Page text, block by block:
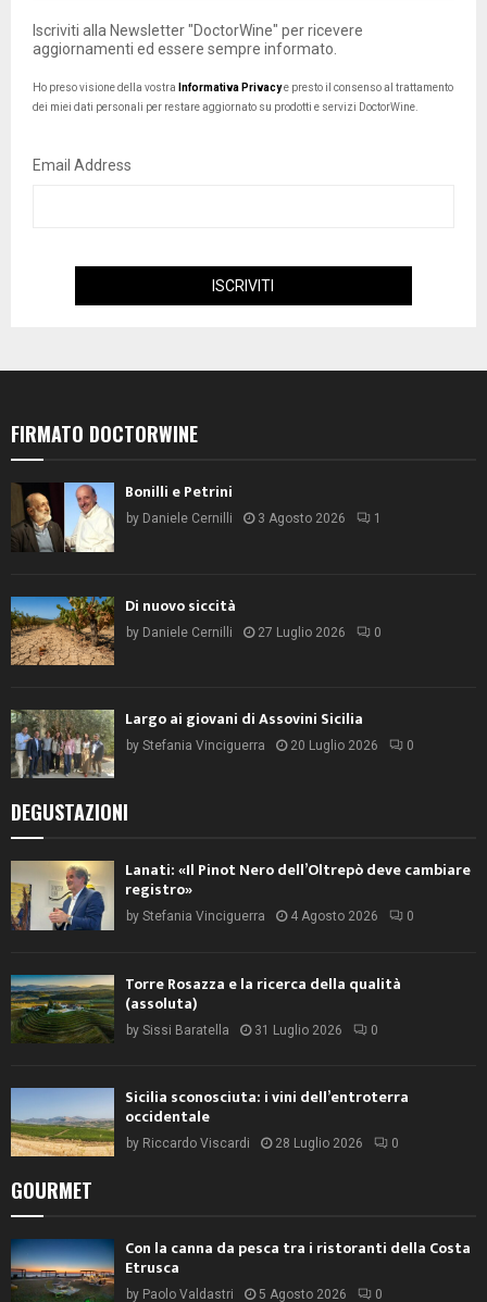
Iscriviti alla Newsletter "DoctorWine" per ricevere
aggiornamenti ed essere sempre informato.
Ho preso visione della vostra Informativa Privacye presto il consenso al trattamento
dei miei dati personali per restare aggiornato su prodotti e servizi DoctorWine.
Email Address
FIRMATO DOCTORWINE
Bonilli e Petrini
by Daniele Cernilli 3 Agosto 2026 1
Di nuovo siccità
by Daniele Cernilli 27 Luglio 2026 0
Largo ai giovani di Assovini Sicilia
by Stefania Vinciguerra 20 Luglio 2026 0
DEGUSTAZIONI
Lanati: «Il Pinot Nero dell’Oltrepò deve cambiare
registro»
by Stefania Vinciguerra 4 Agosto 2026 0
Torre Rosazza e la ricerca della qualità
(assoluta)
by Sissi Baratella 31 Luglio 2026 0
Sicilia sconosciuta: i vini dell’entroterra
occidentale
by Riccardo Viscardi 28 Luglio 2026 0
GOURMET
Con la canna da pesca tra i ristoranti della Costa
Etrusca
by Paolo Valdastri 5 Agosto 2026 0